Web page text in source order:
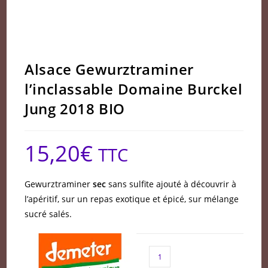
Alsace Gewurztraminer
l’inclassable Domaine Burckel
Jung 2018 BIO
15,20€ TTC
Gewurztraminersec sans sulfite ajouté à découvrir à
l’apéritif, sur un repas exotique et épicé, sur mélange
sucré salés.
quantité